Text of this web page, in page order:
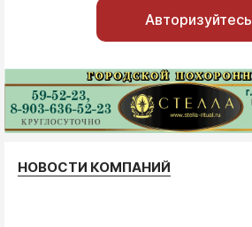
Авторизуйтесь
НОВОСТИ КОМПАНИЙ